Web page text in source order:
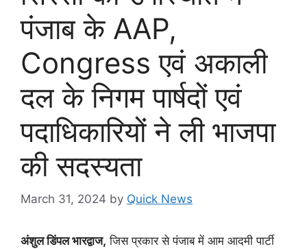
पंजाब के AAP,
Congress एवं अकाली
दल के निगम पार्षदों एवं
पदाधिकारियों ने ली भाजपा
की सदस्यता
March 31, 2024 by Quick News
अंशुल डिंपल भारद्वाज, जिस प्रकार से पंजाब में आम आदमी पार्टी